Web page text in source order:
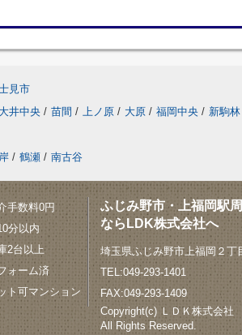
見市
大井中央 / 苗間 / 上ノ原 / 大原 / 福岡中央 / 新駒林
/ 鶴瀬 / 南古谷
手数料0円
分以内
2台以上
ォーム済
ト可マンション
ふじみ野市・上福岡駅
ならLDK株式会社へ
埼玉県ふじみ野市上福岡２丁
TEL:049-293-1401
FAX:049-293-1409
Copyright(c) ＬＤＫ株式会社
All Rights Reserved.